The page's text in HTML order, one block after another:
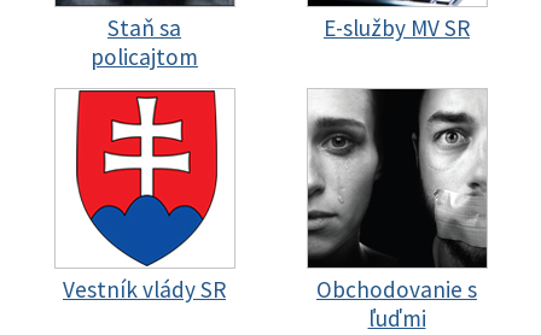
Staň sa
policajtom
E-služby MV SR
Vestník vlády SR
Obchodovanie s
ľuďmi